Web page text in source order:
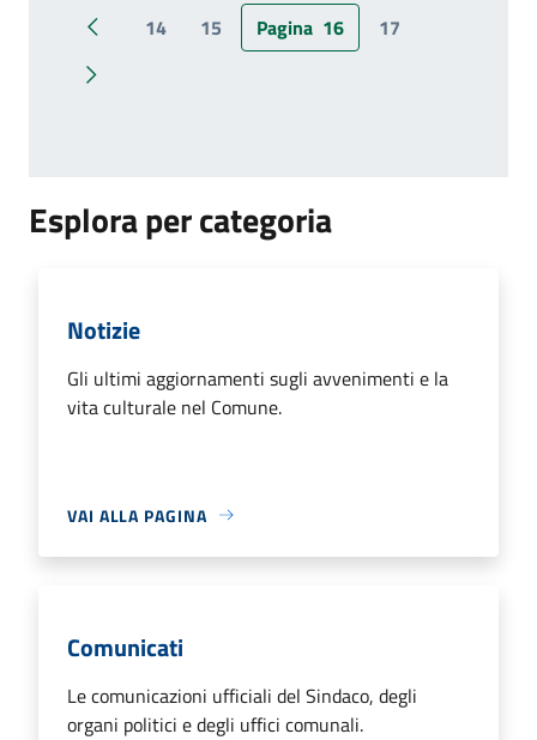
Pagina precedente
14 15 Pagina 16 17
Pagina successiva
Esplora per categoria
Notizie
Gli ultimi aggiornamenti sugli avvenimenti e la
vita culturale nel Comune.
VAI ALLA PAGINA
Comunicati
Le comunicazioni ufficiali del Sindaco, degli
organi politici e degli uffici comunali.